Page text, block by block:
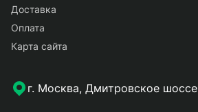
Доставка
Оплата
Карта сайта
г. Москва, Дмитровское